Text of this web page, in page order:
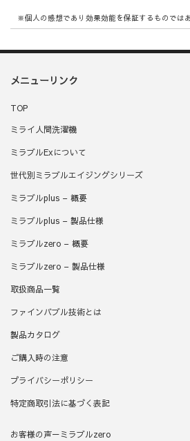
※個人の感想であり効果効能を保証するものでは
メニューリンク
TOP
ミライ人間洗濯機
ミラブルExについて
世代別ミラブルエイジングシリーズ
ミラブルplus – 概要
ミラブルplus – 製品仕様
ミラブルzero – 概要
ミラブルzero – 製品仕様
取扱商品一覧
ファインバブル技術とは
製品カタログ
ご購入時の注意
プライバシーポリシー
特定商取引法に基づく表記
お客様の声－ミラブルzero